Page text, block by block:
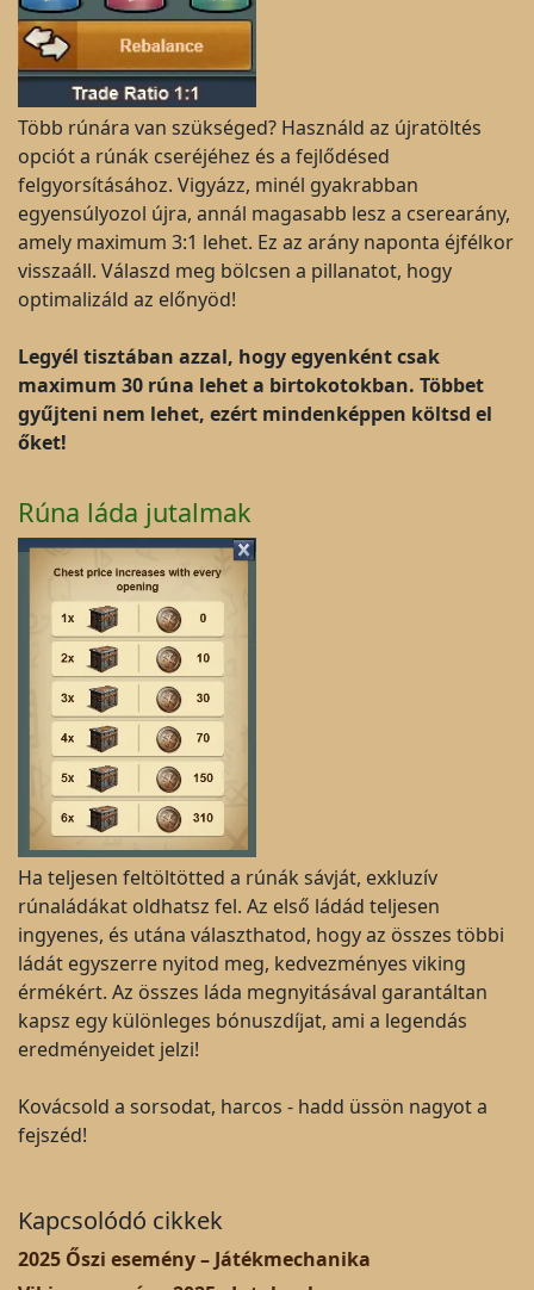
Több rúnára van szükséged? Használd az újratöltés
opciót a rúnák cseréjéhez és a fejlődésed
felgyorsításához. Vigyázz, minél gyakrabban
egyensúlyozol újra, annál magasabb lesz a cserearány,
amely maximum 3:1 lehet. Ez az arány naponta éjfélkor
visszaáll. Válaszd meg bölcsen a pillanatot, hogy
optimalizáld az előnyöd!
Legyél tisztában azzal, hogy egyenként csak
maximum 30 rúna lehet a birtokotokban. Többet
gyűjteni nem lehet, ezért mindenképpen költsd el
őket!
Rúna láda jutalmak
Ha teljesen feltöltötted a rúnák sávját, exkluzív
rúnaládákat oldhatsz fel. Az első ládád teljesen
ingyenes, és utána választhatod, hogy az összes többi
ládát egyszerre nyitod meg, kedvezményes viking
érmékért. Az összes láda megnyitásával garantáltan
kapsz egy különleges bónuszdíjat, ami a legendás
eredményeidet jelzi!
Kovácsold a sorsodat, harcos - hadd üssön nagyot a
fejszéd!
Kapcsolódó cikkek
2025 Őszi esemény – Játékmechanika